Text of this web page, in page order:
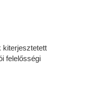
kiterjesztetett
felelősségi